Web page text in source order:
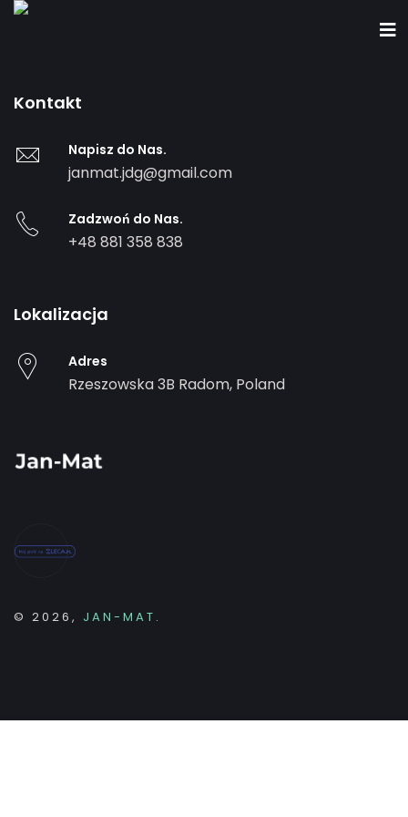
Kontakt
Napisz do Nas.
janmat.jdg@gmail.com
Zadzwoń do Nas.
+48 881 358 838
Lokalizacja
Adres
Rzeszowska 3B Radom, Poland
© 2026, JAN-MAT .